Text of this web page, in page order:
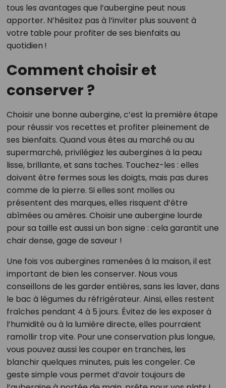
tous les avantages que l’aubergine peut nous
apporter. N’hésitez pas à l’inviter plus souvent à
votre table pour profiter de ses bienfaits au
quotidien !
Comment choisir et
conserver ?
Choisir une bonne aubergine, c’est la première étape
pour réussir vos recettes et profiter pleinement de
ses bienfaits. Quand vous êtes au marché ou au
supermarché, privilégiez les aubergines à la peau
lisse, brillante, et sans taches. Touchez-les : elles
doivent être fermes sous les doigts, mais pas dures
comme de la pierre. Si elles sont molles ou
présentent des marques, elles risquent d’être
abîmées ou amères. Choisir une aubergine lourde
pour sa taille est aussi un bon signe : cela garantit une
chair dense, gage de saveur !
Une fois vos aubergines ramenées à la maison, il est
important de bien les conserver. Nous vous
conseillons de les garder entières, sans les laver, dans
le bac à légumes du réfrigérateur. Ainsi, elles restent
fraîches pendant 4 à 5 jours. Évitez de les exposer à
l’humidité ou à la lumière directe, elles pourraient
ramollir trop vite. Pour une conservation plus longue,
vous pouvez aussi les couper en tranches, les
blanchir quelques minutes, puis les congeler. Ce
geste simple vous permet d’avoir toujours de